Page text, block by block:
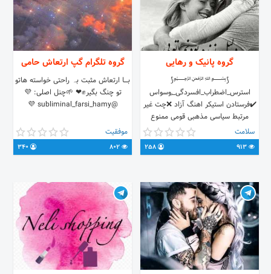
گروه پانیک و رهایی
⟅﷽⟅
استرس_اضطراب_افسردگی_,وسواس
✔️فرستادن استیکر اهنگ آزاد ❌چت غیر
مرتبط سیاسی مذهبی قومی ممنوع
❌توهین به هم دیگه توهین به
مقدسات وبه قومیت ممنوع تاسیس
1401/2/24
سلامت
گروه تلگرام گپ ارتعاش حامی
بــــــا ارتعاش مثبت بہ راحتی خواسته هاتو
تو چنگ بگیر✊❤ 🌱چنل اصلی: 💜
@subliminal_farsi_hamy 💜
موفقیت